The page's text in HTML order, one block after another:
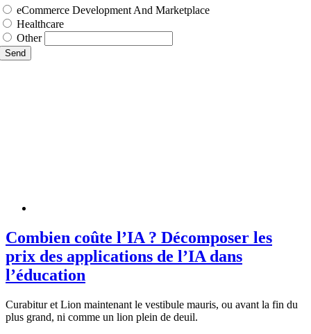
eCommerce Development And Marketplace
Healthcare
Other
Send
Combien coûte l’IA ? Décomposer les
prix des applications de l’IA dans
l’éducation
Curabitur et Lion maintenant le vestibule mauris, ou avant la fin du
plus grand, ni comme un lion plein de deuil.